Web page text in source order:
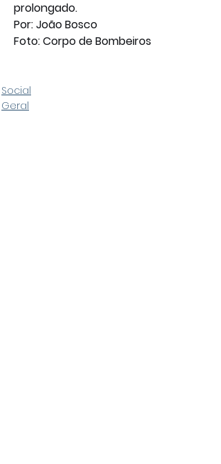
prolongado.
Por: João Bosco
Foto: Corpo de Bombeiros
Social
Geral